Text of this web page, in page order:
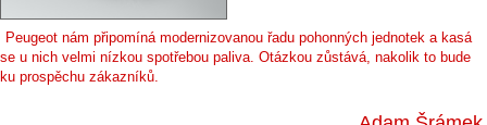
Peugeot nám připomíná modernizovanou řadu pohonných jednotek a kasá
se u nich velmi nízkou spotřebou paliva. Otázkou zůstává, nakolik to bude
ku prospěchu zákazníků.